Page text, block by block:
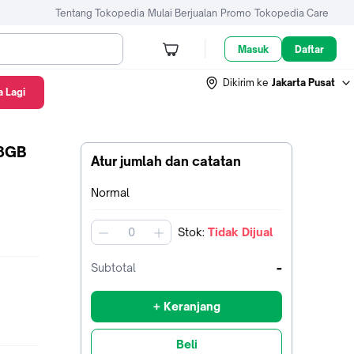
Tentang Tokopedia Mulai Berjualan Promo Tokopedia Care
Masuk Daftar
Dikirim ke Jakarta Pusat
Atur jumlah dan catatan
Terpilih:
Normal
jumlah Stok: Tidak Dijual
Subtotal -
+ Keranjang
Beli
Lagi